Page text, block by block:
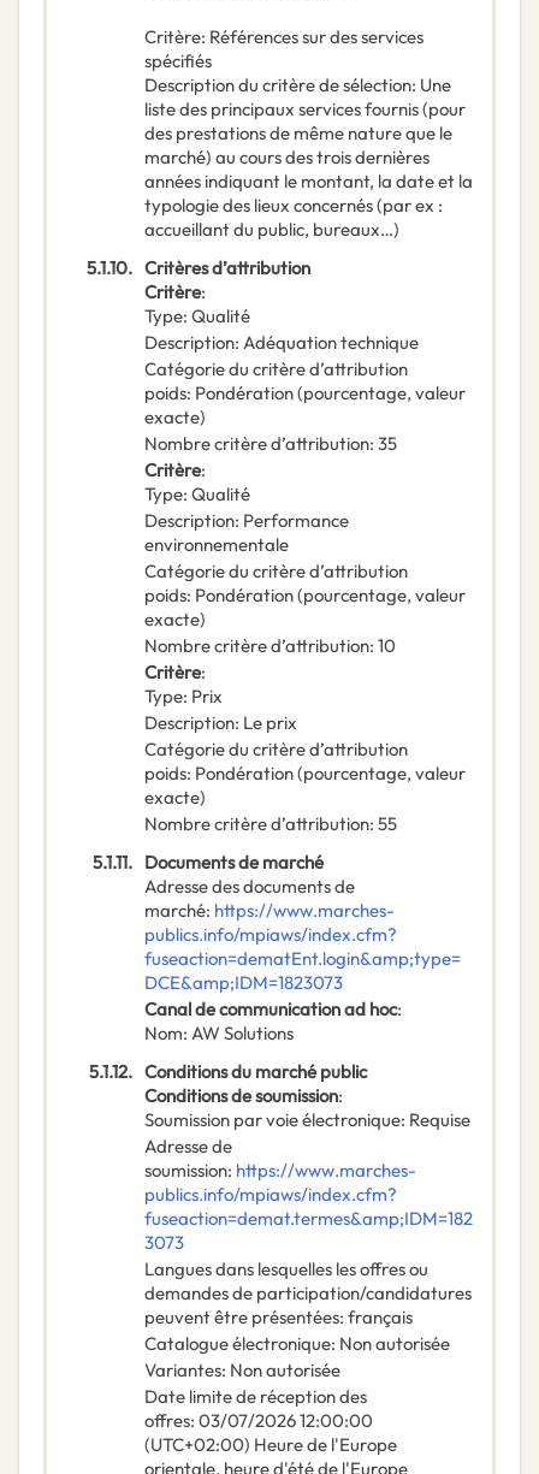
Critère: Références sur des services
spécifiés
Description du critère de sélection: Une
liste des principaux services fournis (pour
des prestations de même nature que le
marché) au cours des trois dernières
années indiquant le montant, la date et la
typologie des lieux concernés (par ex :
accueillant du public, bureaux…)
5.1.10. Critères d’attribution
Critère:
Type: Qualité
Description: Adéquation technique
Catégorie du critère d’attribution
poids: Pondération (pourcentage, valeur
exacte)
Nombre critère d’attribution: 35
Critère:
Type: Qualité
Description: Performance
environnementale
Catégorie du critère d’attribution
poids: Pondération (pourcentage, valeur
exacte)
Nombre critère d’attribution: 10
Critère:
Type: Prix
Description: Le prix
Catégorie du critère d’attribution
poids: Pondération (pourcentage, valeur
exacte)
Nombre critère d’attribution: 55
5.1.11. Documents de marché
Adresse des documents de
marché: https://www.marches-
publics.info/mpiaws/index.cfm?
fuseaction=dematEnt.login&amp;type=
DCE&amp;IDM=1823073
Canal de communication ad hoc:
Nom: AW Solutions
5.1.12. Conditions du marché public
Conditions de soumission:
Soumission par voie électronique: Requise
Adresse de
soumission: https://www.marches-
publics.info/mpiaws/index.cfm?
fuseaction=demat.termes&amp;IDM=182
3073
Langues dans lesquelles les offres ou
demandes de participation/candidatures
peuvent être présentées: français
Catalogue électronique: Non autorisée
Variantes: Non autorisée
Date limite de réception des
offres: 03/07/202612:00:00
(UTC+02:00) Heure de l'Europe
orientale, heure d'été de l'Europe